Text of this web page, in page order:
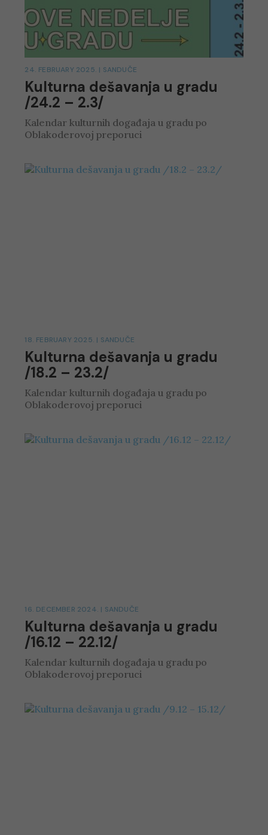
Kulturna dešavanja u gradu
/24.2 – 2.3/
24. FEBRUARY 2025. | SANDUČE
Kalendar kulturnih događaja u gradu po
Oblakoderovoj preporuci
Kulturna dešavanja u gradu
/18.2 – 23.2/
18. FEBRUARY 2025. | SANDUČE
Kalendar kulturnih događaja u gradu po
Oblakoderovoj preporuci
Kulturna dešavanja u gradu
/16.12 – 22.12/
16. DECEMBER 2024. | SANDUČE
Kalendar kulturnih događaja u gradu po
Oblakoderovoj preporuci